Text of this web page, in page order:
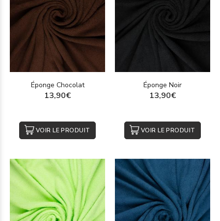
Éponge Chocolat
13,90€
VOIR LE PRODUIT
Éponge Noir
13,90€
VOIR LE PRODUIT